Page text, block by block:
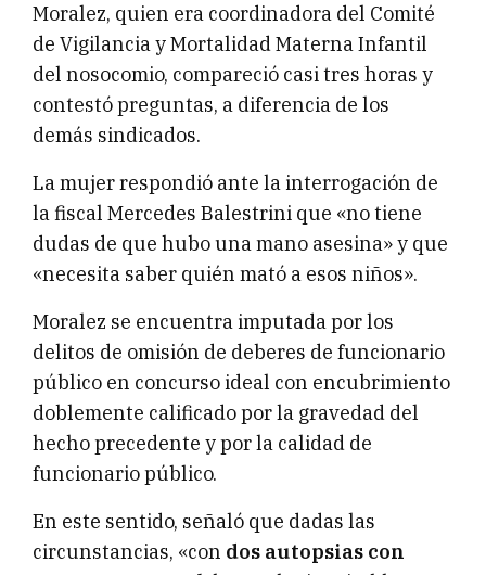
Moralez, quien era coordinadora del Comité
de Vigilancia y Mortalidad Materna Infantil
del nosocomio, compareció casi tres horas y
contestó preguntas, a diferencia de los
demás sindicados.
La mujer respondió ante la interrogación de
la fiscal Mercedes Balestrini que «no tiene
dudas de que hubo una mano asesina» y que
«necesita saber quién mató a esos niños».
Moralez se encuentra imputada por los
delitos de omisión de deberes de funcionario
público en concurso ideal con encubrimiento
doblemente calificado por la gravedad del
hecho precedente y por la calidad de
funcionario público.
En este sentido, señaló que dadas las
circunstancias, «con dos autopsias con